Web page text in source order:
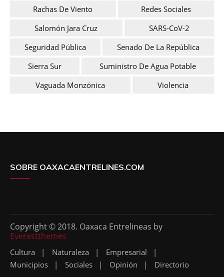
Rachas De Viento
Redes Sociales
Salomón Jara Cruz
SARS-CoV-2
Seguridad Pública
Senado De La República
Sierra Sur
Suministro De Agua Potable
Vaguada Monzónica
Violencia
SOBRE OAXACAENTRELINES.COM
Copyright © 2018. Oaxaca Entrelineas by
Everestthemes
Cultura Naturaleza
Empresarial
Municipios
Sociales Opinión Directorio